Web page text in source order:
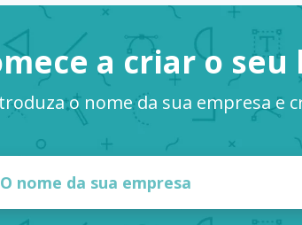
a criar o
o nome da sua empresa e